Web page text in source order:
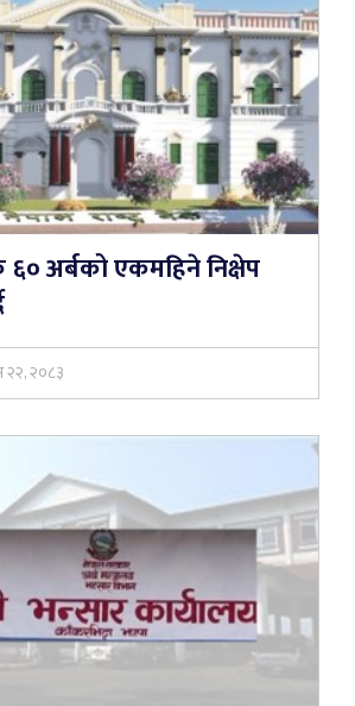
६० अर्बको एकमहिने निक्षेप
२२, २०८३